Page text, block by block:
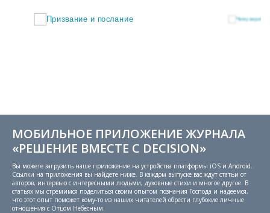
МОБИЛЬНОЕ ПРИЛОЖЕНИЕ ЖУРНАЛА
«РЕШЕНИЕ ВМЕСТЕ С DECISION»
Вы можете загрузить наше приложение на устройства платформы iOS и Android.
Ссылки на приложения вы найдете ниже. В каждом выпуске вас ждут статьи от
авторов, интервью с интересными людьми, духовные стихи и многое другое. В
статьях мы стремимся поделиться своим опытом познания Господа и надеемся,
что этот опыт поможет кому-то из наших читателей обрести глубокие личные
отношения с Отцом Небесным.